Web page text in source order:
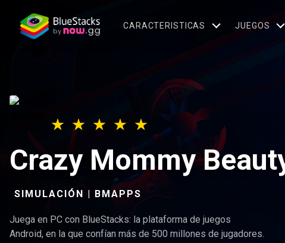
CARACTERISTICAS JUEGOS
Crazy Mommy
SIMULACIÓN | BMAPPS
Juega en PC con BlueStacks: la plataforma de juegos
Android, en la que confían más de 500 millones de jugadores.